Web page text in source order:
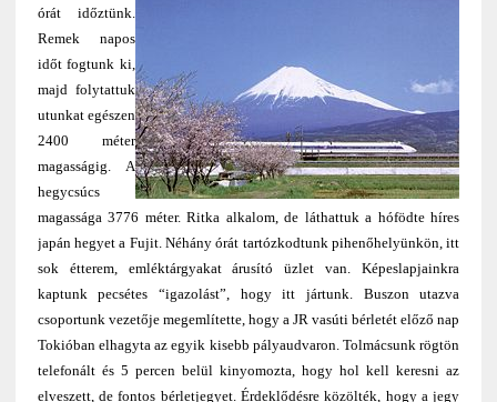
órát időztünk.
Remek napos
időt fogtunk ki,
majd folytattuk
utunkat egészen
2400 méter
magasságig. A
hegycsúcs
magassága 3776 méter. Ritka alkalom, de láthattuk a hófödte híres
japán hegyet a Fujit. Néhány órát tartózkodtunk pihenőhelyünkön, itt
sok étterem, emléktárgyakat árusító üzlet van. Képeslapjainkra
kaptunk pecsétes “igazolást”, hogy itt jártunk. Buszon utazva
csoportunk vezetője megemlítette, hogy a JR vasúti bérletét előző nap
Tokióban elhagyta az egyik kisebb pályaudvaron. Tolmácsunk rögtön
telefonált és 5 percen belül kinyomozta, hogy hol kell keresni az
elveszett, de fontos bérletjegyet. Érdeklődésre közölték, hogy a jegy